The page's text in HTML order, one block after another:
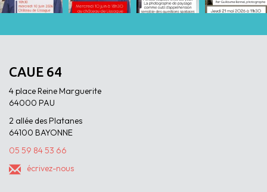
CAUE 64
4 place Reine Marguerite
64000 PAU
2 allée des Platanes
64100 BAYONNE
05 59 84 53 66
écrivez-nous